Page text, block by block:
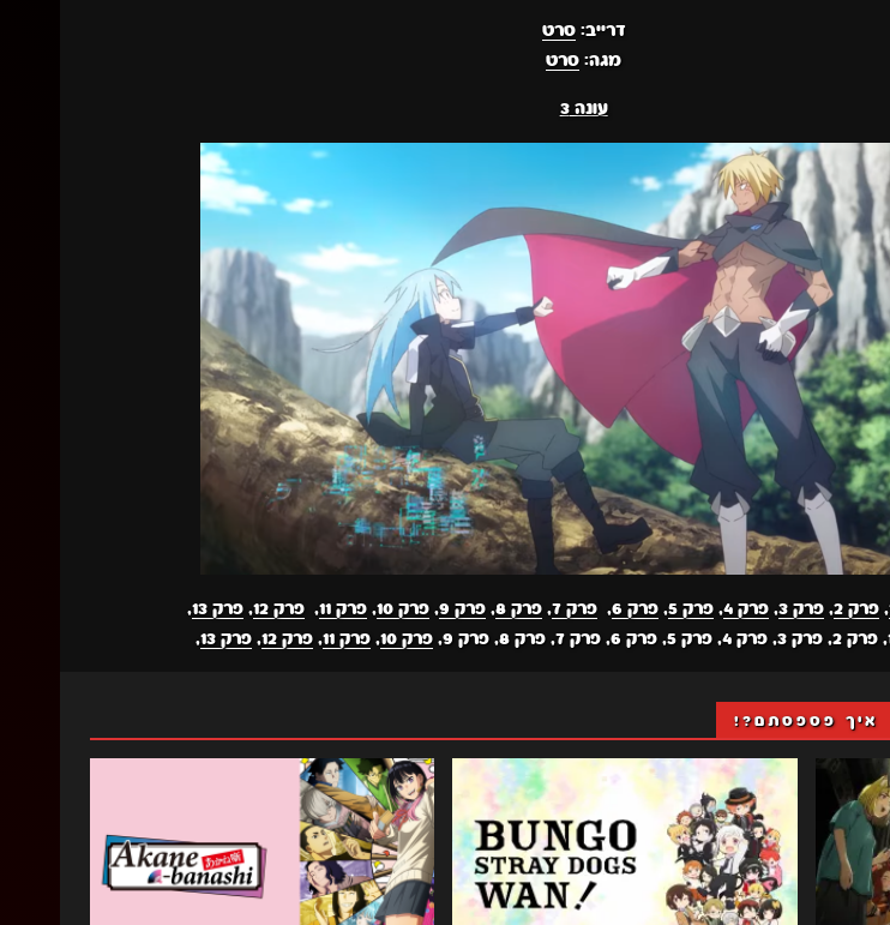
דרייב:סרט
מגה: סרט
עונה 3
,פרק 2 ,פרק 3 ,פרק 4 ,פרק 5 ,פרק 6 ,פרק 7 ,פרק 8 ,פרק 9 ,פרק 10 ,פרק 11 ,פרק 12 ,פרק 13
,
פרק 10 , פרק 11 , פרק 12 , פרק 13 ,
איך פספסתם?!